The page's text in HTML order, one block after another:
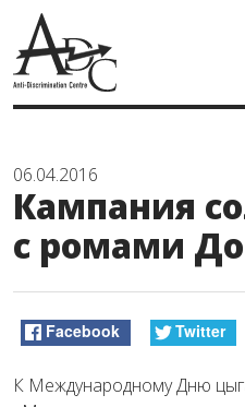
06.04.2016
Кампания
с ромами
Facebook Twitter
К Международному Дню